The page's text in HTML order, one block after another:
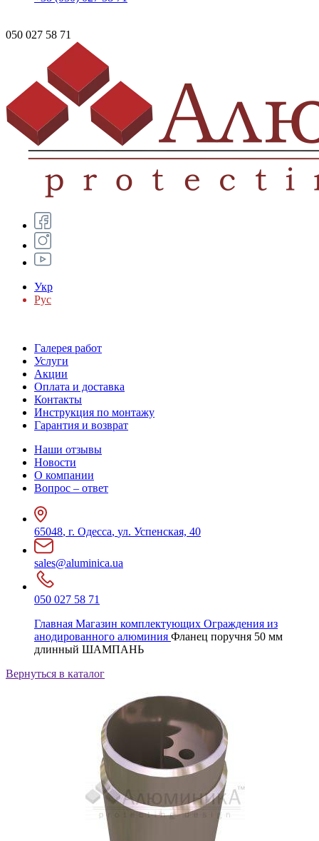
050 027 58 71
Укр
Рус
Галерея работ
Услуги
Акции
Оплата и доставка
Контакты
Инструкция по монтажу
Гарантия и возврат
Наши отзывы
Новости
О компании
Вопрос – ответ
65048, г. Одесса, ул. Успенская, 40
sales@aluminica.ua
050 027 58 71
Главная Магазин комплектующих Ограждения из
анодированного алюминия Фланец поручня 50 мм
длинный ШАМПАНЬ
Вернуться в каталог